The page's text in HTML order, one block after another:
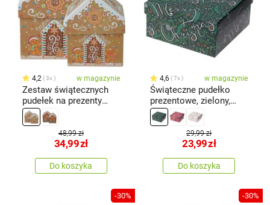
4,2 3x w magazynie
Zestaw świątecznych
pudełek na prezenty
Cookie Houses, 2 szt.,
beżowy
48,99 zł
34,99zł
Do koszyka
4,6 7x w magazynie
Świąteczne pudełko
prezentowe, zielony,
14,5 x 7 x 14,5 cm
29,99 zł
23,99zł
Do koszyka
-30% -30%